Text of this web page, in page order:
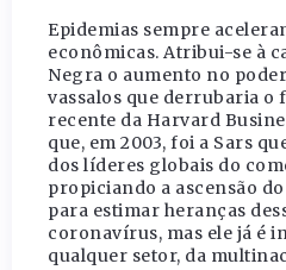
Epidemias sempre
econômicas. Atribui-se à
Negra o aumento no
vassalos que derrubaria o
recente da Harvard
que, em 2003, foi a Sars
dos líderes globais do
propiciando a ascensão
para estimar heranças
coronavírus, mas ele já é
qualquer setor, da